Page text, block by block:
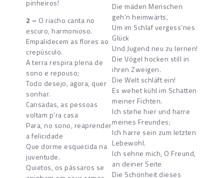
pinheiros!
2 – O riacho canta no
escuro, harmonioso.
Empalidecem as flores ao
crepúsculo.
A terra respira plena de
sono e repouso;
Todo desejo, agora, quer
sonhar.
Cansadas, as pessoas
voltam p’ra casa
Para, no sono, reaprender
a felicidade
Que dorme esquecida na
juventude.
Quietos, os pássaros se
Die mäden Menschen
geh’n heimwärts,
Um im Schlaf vergess’nes
Glück
Und Jugend neu zu lernen!
Die Vögel hocken still in
ihren Zweigen.
Die Welt schläft ein!
Es wehet kühl im Schatten
meiner Fichten.
Ich stehe hier und harre
meines Freundes;
Ich harre sein zum letzten
Lebewohl.
Ich sehne mich, O Freund,
an deiner Seite
Die Schönheit dieses